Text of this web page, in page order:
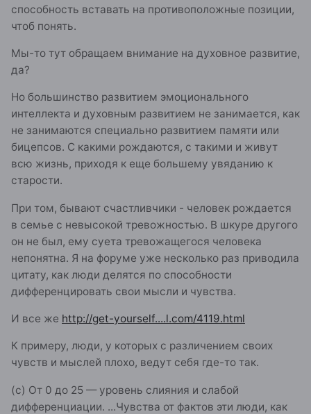
способность вставать на противоположные позиции,
чтоб понять.
Мы-то тут обращаем внимание на духовное развитие,
да?
Но большинство развитием эмоционального
интеллекта и духовным развитием не занимается, как
не занимаются специально развитием памяти или
бицепсов. С какими рождаются, с такими и живут
всю жизнь, приходя к еще большему увяданию к
старости.
При том, бывают счастливчики - человек рождается
в семье с невысокой тревожностью. В шкуре другого
он не был, ему суета тревожащегося человека
непонятна. Я на форуме уже несколько раз приводила
цитату, как люди делятся по способности
дифференцировать свои мысли и чувства.
И все же http://get-yourself....l.com/4119.html
К примеру, люди, у которых с различением своих
чувств и мыслей плохо, ведут себя где-то так.
(с) От 0 до 25 — уровень слияния и слабой
дифференциации. ...Чувства от фактов эти люди, как